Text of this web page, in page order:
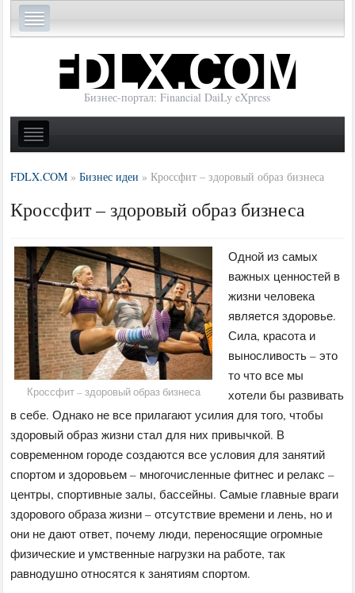
Бизнес-портал: Financial DaiLy eXpress
FDLX.COM »Бизнес идеи »Кроссфит – здоровый образ бизнеса
Кроссфит – здоровый образ бизнеса
Кроссфит – здоровый образ бизнеса
Одной из самых
важных ценностей в
жизни человека
является здоровье.
Сила, красота и
выносливость – это
то что все мы
хотели бы развивать
в себе. Однако не все прилагают усилия для того, чтобы
здоровый образ жизни стал для них привычкой. В
современном городе создаются все условия для занятий
спортом и здоровьем – многочисленные фитнес и релакс –
центры, спортивные залы, бассейны. Самые главные враги
здорового образа жизни – отсутствие времени и лень, но и
они не дают ответ, почему люди, переносящие огромные
физические и умственные нагрузки на работе, так
равнодушно относятся к занятиям спортом.